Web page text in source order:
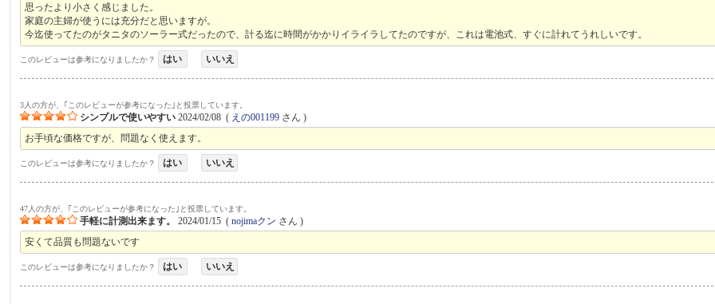
思ったより小さく感じました。
家庭の主婦が使うには充分だと思いますが。
今迄使ってたのがタニタのソーラー式だったので、計る迄に時間がかかりイライラしてたのですが、これは電池式、すぐに計れてうれしいです。
このレビューは参考になりましたか？ はい いいえ
3人の方が、｢このレビューが参考になった｣と投票しています。
シンプルで使いやすい 2024/02/08 ( えの001199 さん )
お手頃な価格ですが、問題なく使えます。
このレビューは参考になりましたか？ はい いいえ
47人の方が、｢このレビューが参考になった｣と投票しています。
手軽に計測出来ます。 2024/01/15 (nojimaクン さん )
安くて品質も問題ないです
このレビューは参考になりましたか？ はい いいえ